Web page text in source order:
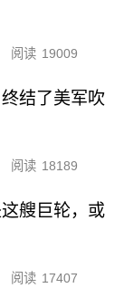
阅读 19009
结了美军吹
阅读 18189
艘巨轮，或
阅读 17407